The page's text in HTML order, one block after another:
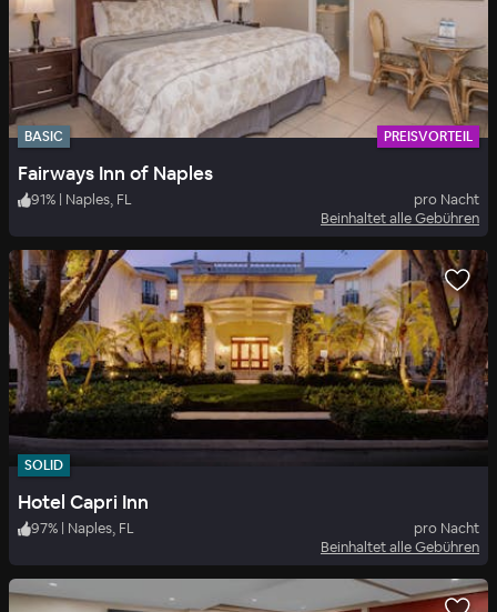
BASIC PREISVORTEIL
Fairways Inn of Naples
91% | Naples, FL
pro Nacht
Beinhaltet alle Gebühren
SOLID
Hotel Capri Inn
97% | Naples, FL
pro Nacht
Beinhaltet alle Gebühren